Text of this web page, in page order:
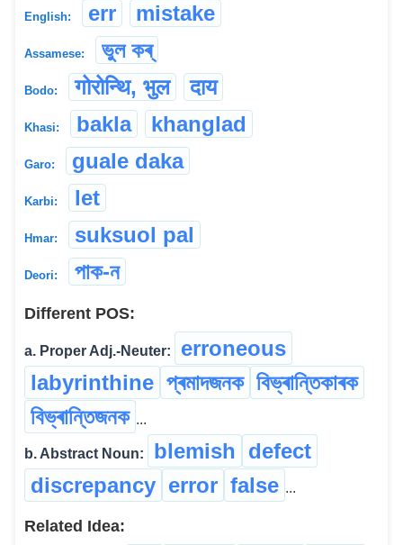
English: err mistake
Assamese: ভুল কৰ্
Bodo: गोरोन्थि, भुल दाय
Khasi: bakla khanglad
Garo: guale daka
Karbi: let
Hmar: suksuol pal
Deori: পাক-ন
Different POS:
a. Proper Adj.-Neuter:
erroneous
labyrinthine প্ৰমাদজনক বিভ্ৰান্তিকাৰক
বিভ্ৰান্তিজনক ...
b. Abstract Noun: blemish defect
discrepancy error false ...
Related Idea: